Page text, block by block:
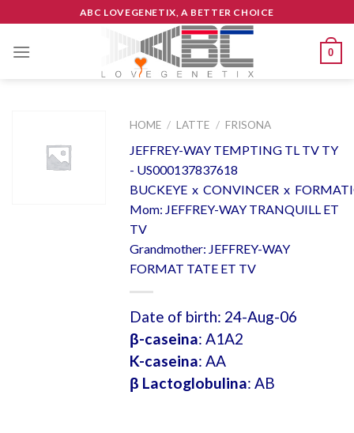
to
content
ABC LOVEGENETIX, A BETTER CHOICE
0
HOME / LATTE / FRISONA
JEFFREY-WAY TEMPTING TL TV TY
- US000137837618
BUCKEYE x CONVINCER x
Mom: JEFFREY-WAY TRANQUILL ET
TV
Grandmother: JEFFREY-WAY
FORMAT TATE ET TV
Date of birth: 24-Aug-06
β-caseina: A1A2
K-caseina: AA
β Lactoglobulina: AB